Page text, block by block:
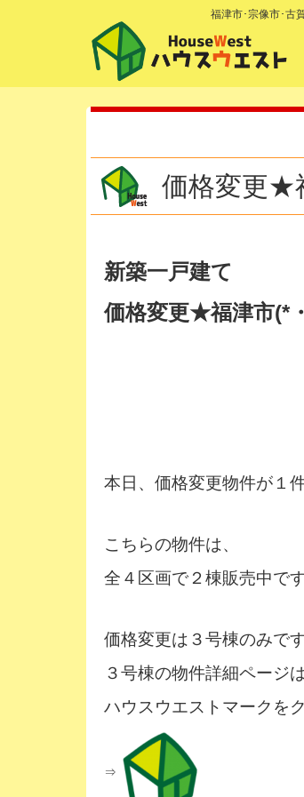
福津市･宗像市･古
価格変更★
新築一戸建て
価格変更★福津市(*
本日、価格変更物件が１
こちらの物件は、
全４区画で２棟販売中で
価格変更は３号棟のみで
３号棟の物件詳細ページは
ハウスウエストマークを
⇒